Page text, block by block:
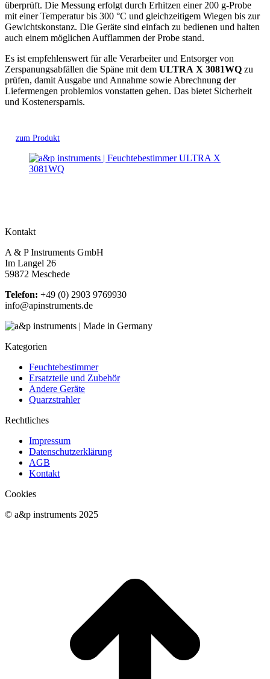
überprüft. Die Messung erfolgt durch Erhitzen einer 200 g-Probe
mit einer Temperatur bis 300 °C und gleichzeitigem Wiegen bis zur
Gewichtskonstanz. Die Geräte sind einfach zu bedienen und halten
auch einem möglichen Aufflammen der Probe stand.
Es ist empfehlenswert für alle Verarbeiter und Entsorger von
Zerspanungsabfällen die Späne mit dem ULTRA X 3081WQ zu
prüfen, damit Ausgabe und Annahme sowie Abrechnung der
Liefermengen problemlos vonstatten gehen. Das bietet Sicherheit
und Kostenersparnis.
zum Produkt
Kontakt
A & P Instruments GmbH
Im Langel 26
59872 Meschede
Telefon: +49 (0) 2903 9769930
info@apinstruments.de
Kategorien
Feuchtebestimmer
Ersatzteile und Zubehör
Andere Geräte
Quarzstrahler
Rechtliches
Impressum
Datenschutzerklärung
AGB
Kontakt
Cookies
© a&p instruments 2025